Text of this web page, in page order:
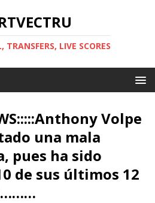
TRANSFERS, LIVE SCORES
Volpe
una mala
pues ha sido
de sus últimos 12